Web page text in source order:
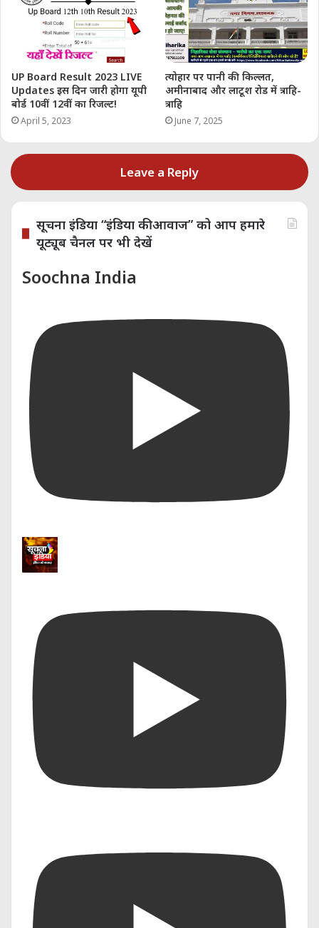
पुरस्कार प्राप्त किए हैं और युवा
पत्रकारों को मार्गदर्शन देने में भी
सक्रिय हैं।
Share this:
Related
झांसी नगर निगम हर दूसरे दिन
अपने हर वार्ड में फोगिंग और
सैनिटाइजेशन कर रही है देखें कैसे..
April 20, 2021
In "कोरोना"
आरसीसी नाले के निर्माण की मांग
November 30, 2024
In "स्मार्ट सिटी"
व्यवस्था ध्वस्त, खाली प्लॉट बने
कूड़ाघर
March 12, 2026
In "ब्रेकिंग न्यूज़"
प्राथमिक विद्यालय
सरोजनी नगर द्वितीय
UP Board Result 2023 LIVE
Updates इस दिन जारी होगा यूपी
बोर्ड 10वीं 12वीं का रिजल्ट!
April 5, 2023
त्योहार पर पानी की किल्लत,
अमीनाबाद और लाटूश रोड में त्राहि-
त्राहि
June 7, 2025
Leave a Reply
सूचना इंडिया “इंडिया की आवाज” को आप हमारे
यूट्यूब चैनल पर भी देखें
Soochna India